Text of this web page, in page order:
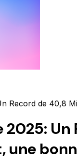
Record de 40,8
2025:
une